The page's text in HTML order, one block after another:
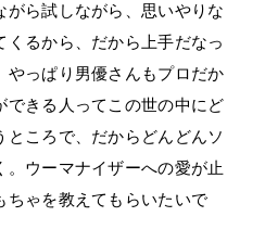
がら試しながら、思いやりな
るから、だから上手だなっ
やっぱり男優さんもプロだか
できる人ってこの世の中にど
ころで、だからどんどんソ
。ウーマナイザーへの愛が止
ちゃを教えてもらいたいで